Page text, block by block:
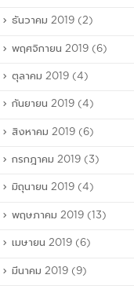
ธันวาคม 2019 (2)
พฤศจิกายน 2019 (6)
ตุลาคม 2019 (4)
กันยายน 2019 (4)
สิงหาคม 2019 (6)
กรกฎาคม 2019 (3)
มิถุนายน 2019 (4)
พฤษภาคม 2019 (13)
เมษายน 2019 (6)
มีนาคม 2019 (9)